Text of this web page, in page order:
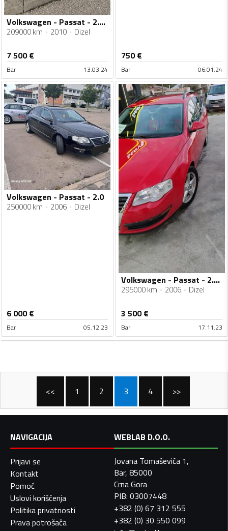
Volkswagen - Passat - 2.0tdi
209000 km 2010 Dizel
7 500€
Bar 13.03.24
750€
Bar 06.01.24
Volkswagen - Passat - 2.0
250000 km 2006 Dizel
6 000€
Bar 05.12.23
Volkswagen - Passat - 2.0 103kw
295000 km 2006 Dizel
3 500€
Bar 17.11.23
<< 1 2 3 4 >>
NAVIGACIJA
Prijavi se
Kontakt
Pomoć
Uslovi korišćenja
Politika privatnosti
Prava potrošača
WEBLAB D.O.O.
Jovana Tomaševića 1,
Bar, 85000
Crna Gora
PIB: 03007448
+382 (0) 67 312 555
+382 (0) 30 550 099